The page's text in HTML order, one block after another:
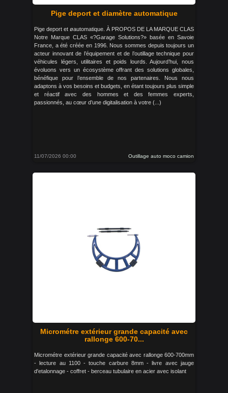
Pige deport et diamètre automatique
Pige deport et øautomatique. À PROPOS DE LA MARQUE CLAS
Notre Marque CLAS «?Garage Solutions?» basée en Savoie
France, a été créée en 1996. Nous sommes depuis toujours un
acteur innovant de l’équipement et de l’outillage technique pour
véhicules légers, utilitaires et poids lourds. Aujourd’hui, nous
évoluons vers un écosystème offrant des solutions globales,
bénéfique pour l’ensemble de nos partenaires. Nous nous
adaptons à vos besoins et budgets, en étant toujours plus simple
et réactif avec des hommes et des femmes experts,
passionnés, au cœur d’une digitalisation à votre (...)
11/07/2026 00:00 Outillage auto moco camion
Micrométre extérieur grande capacité avec
rallonge 600-70...
Micrométre extérieur grande capacité avec rallonge 600-700mm
- lecture au 1100 - touche carbure 8mm - livre avec jauge
d'etalonnage - coffret - berceau tubulaire en acier avec isolant